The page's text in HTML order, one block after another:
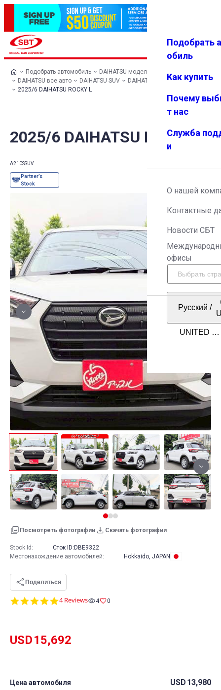
Избранн
Меню
Подобрать
обиль
Как купить
Почему
т нас
Служба
и
О нашей
Контактные
Новости СБТ
офисы
Русский /
Подобрать автомобиль
DAIHATSU модельный ряд
DAIHATSU все авто
DAIHATSU SUV
DAIHATSU ROCKY
2025/6 DAIHATSU ROCKY L
2025/6 DAIHATSU ROCKY L
A210SSUV
Посмотреть фотографии Скачать фотографии
5.0
4 Reviews 4 0
USD15,692
Цена автомобиля USD 13,980
Stock Id: Сток ID: DBE9322
Местонахождение автомобилей: Hokkaido, JAPAN
Поделиться